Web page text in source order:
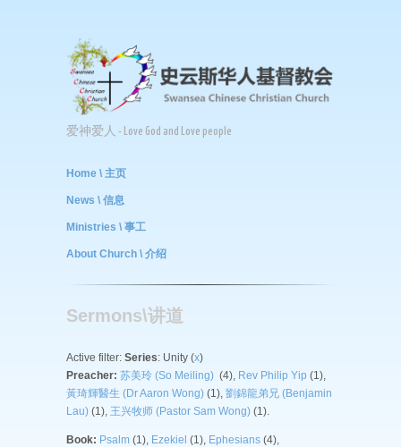
爱神爱人 - Love God and Love people
Home \ 主页
News \ 信息
Ministries \ 事工
About Church \ 介绍
Sermons\讲道
Active filter: Series: Unity (x)
Preacher: 苏美玲 (So Meiling) (4), Rev Philip Yip (1),
黃琦輝醫生 (Dr Aaron Wong) (1), 劉錦龍弟兄 (Benjamin
Lau) (1), 王兴牧师 (Pastor Sam Wong) (1).
Book: Psalm (1), Ezekiel (1), Ephesians (4),